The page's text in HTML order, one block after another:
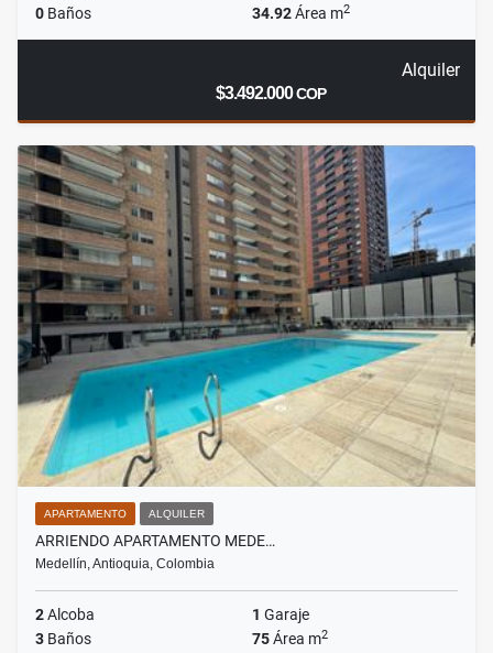
0 Baños 34.92Área m2
Alquiler
$3.492.000COP
APARTAMENTO ALQUILER
ARRIENDO APARTAMENTO MEDE…
Medellín, Antioquia, Colombia
2Alcoba 1 Garaje
3 Baños 75Área m2